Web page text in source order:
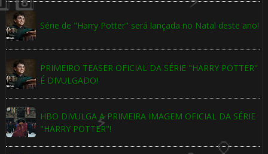
Série de "Harry Potter" será lançada no Natal deste ano!
PRIMEIRO TEASER OFICIAL DA SÉRIE "HARRY POTTER"
É DIVULGADO!
HBO DIVULGA A PRIMEIRA IMAGEM OFICIAL DA SÉRIE
"HARRY POTTER"!